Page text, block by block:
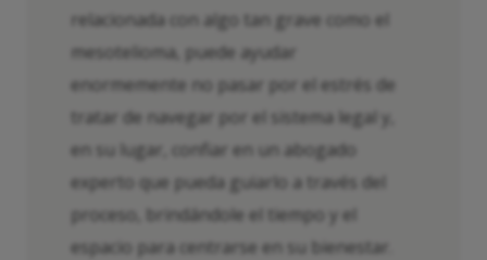
relacionada con algo tan grave como el
mesotelioma, puede ayudar
enormemente no pasar por el estrés de
tratar de navegar por el sistema legal y,
en su lugar, confiar en un abogado
experto que pueda guiarlo a través del
proceso, brindándole el tiempo y el
espacio para centrarse en su bienestar.